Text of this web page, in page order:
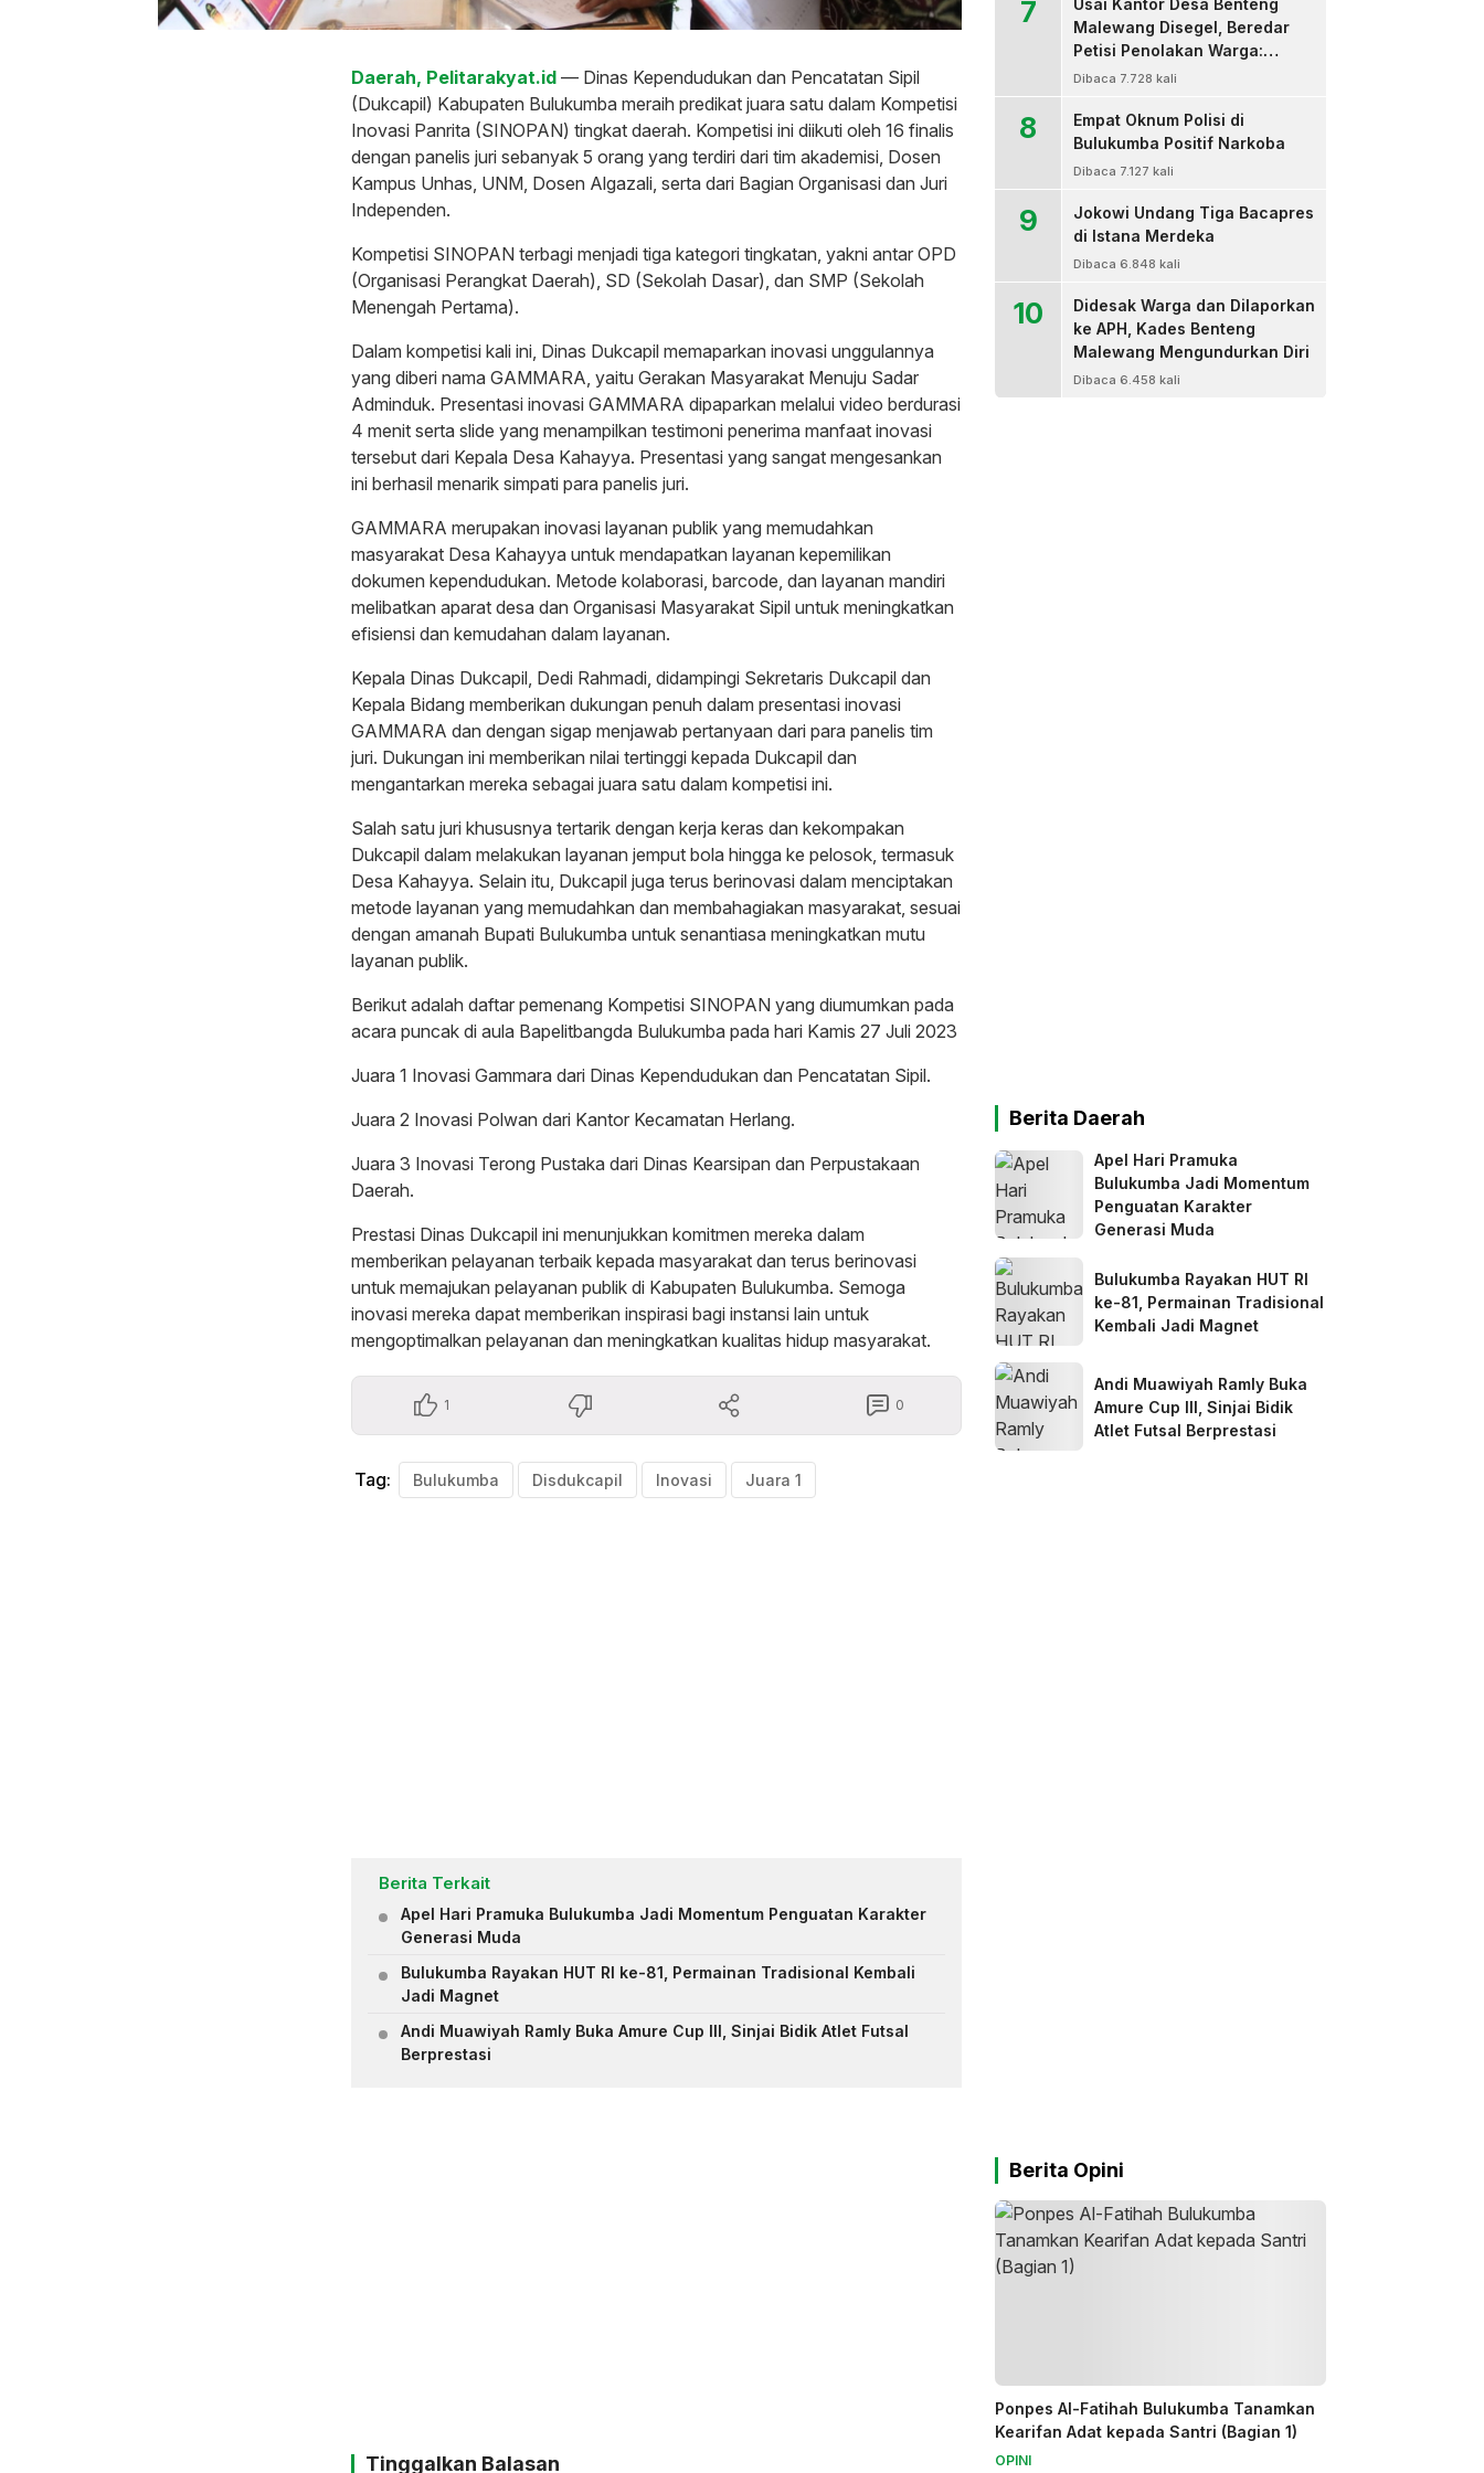
Daerah, Pelitarakyat.id — Dinas Kependudukan dan Pencatatan Sipil
(Dukcapil) Kabupaten Bulukumba meraih predikat juara satu dalam Kompetisi
Inovasi Panrita (SINOPAN) tingkat daerah. Kompetisi ini diikuti oleh 16 finalis
dengan panelis juri sebanyak 5 orang yang terdiri dari tim akademisi, Dosen
Kampus Unhas, UNM, Dosen Algazali, serta dari Bagian Organisasi dan Juri
Independen.
Kompetisi SINOPAN terbagi menjadi tiga kategori tingkatan, yakni antar OPD
(Organisasi Perangkat Daerah), SD (Sekolah Dasar), dan SMP (Sekolah
Menengah Pertama).
Dalam kompetisi kali ini, Dinas Dukcapil memaparkan inovasi unggulannya
yang diberi nama GAMMARA, yaitu Gerakan Masyarakat Menuju Sadar
Adminduk. Presentasi inovasi GAMMARA dipaparkan melalui video berdurasi
4 menit serta slide yang menampilkan testimoni penerima manfaat inovasi
tersebut dari Kepala Desa Kahayya. Presentasi yang sangat mengesankan
ini berhasil menarik simpati para panelis juri.
GAMMARA merupakan inovasi layanan publik yang memudahkan
masyarakat Desa Kahayya untuk mendapatkan layanan kepemilikan
dokumen kependudukan. Metode kolaborasi, barcode, dan layanan mandiri
melibatkan aparat desa dan Organisasi Masyarakat Sipil untuk meningkatkan
efisiensi dan kemudahan dalam layanan.
Kepala Dinas Dukcapil, Dedi Rahmadi, didampingi Sekretaris Dukcapil dan
Kepala Bidang memberikan dukungan penuh dalam presentasi inovasi
GAMMARA dan dengan sigap menjawab pertanyaan dari para panelis tim
juri. Dukungan ini memberikan nilai tertinggi kepada Dukcapil dan
mengantarkan mereka sebagai juara satu dalam kompetisi ini.
Salah satu juri khususnya tertarik dengan kerja keras dan kekompakan
Dukcapil dalam melakukan layanan jemput bola hingga ke pelosok, termasuk
Desa Kahayya. Selain itu, Dukcapil juga terus berinovasi dalam menciptakan
metode layanan yang memudahkan dan membahagiakan masyarakat, sesuai
dengan amanah Bupati Bulukumba untuk senantiasa meningkatkan mutu
layanan publik.
Berikut adalah daftar pemenang Kompetisi SINOPAN yang diumumkan pada
acara puncak di aula Bapelitbangda Bulukumba pada hari Kamis 27 Juli 2023
Juara 1 Inovasi Gammara dari Dinas Kependudukan dan Pencatatan Sipil.
Juara 2 Inovasi Polwan dari Kantor Kecamatan Herlang.
Juara 3 Inovasi Terong Pustaka dari Dinas Kearsipan dan Perpustakaan
Daerah.
Prestasi Dinas Dukcapil ini menunjukkan komitmen mereka dalam
memberikan pelayanan terbaik kepada masyarakat dan terus berinovasi
untuk memajukan pelayanan publik di Kabupaten Bulukumba. Semoga
inovasi mereka dapat memberikan inspirasi bagi instansi lain untuk
mengoptimalkan pelayanan dan meningkatkan kualitas hidup masyarakat.
1 0
Tag: Bulukumba Disdukcapil Inovasi Juara 1
Berita Terkait
Apel Hari Pramuka Bulukumba Jadi Momentum Penguatan Karakter
Generasi Muda
Bulukumba Rayakan HUT RI ke-81, Permainan Tradisional Kembali
Jadi Magnet
Andi Muawiyah Ramly Buka Amure Cup III, Sinjai Bidik Atlet Futsal
Berprestasi
Tinggalkan Balasan
7
Usai Kantor Desa Benteng
Malewang Disegel, Beredar
Petisi Penolakan Warga:
Sekretaris Hingga BPD Turut
Dibaca 7.728 kali
8
Empat Oknum Polisi di
Bulukumba Positif Narkoba
Dibaca 7.127 kali
9
Jokowi Undang Tiga Bacapres
di Istana Merdeka
Dibaca 6.848 kali
10
Didesak Warga dan Dilaporkan
ke APH, Kades Benteng
Malewang Mengundurkan Diri
Dibaca 6.458 kali
Berita Daerah
Apel Hari Pramuka
Bulukumba Jadi Momentum
Penguatan Karakter
Generasi Muda
Bulukumba Rayakan HUT RI
ke-81, Permainan Tradisional
Kembali Jadi Magnet
Andi Muawiyah Ramly Buka
Amure Cup III, Sinjai Bidik
Atlet Futsal Berprestasi
Berita Opini
Ponpes Al-Fatihah Bulukumba Tanamkan
Kearifan Adat kepada Santri (Bagian 1)
OPINI